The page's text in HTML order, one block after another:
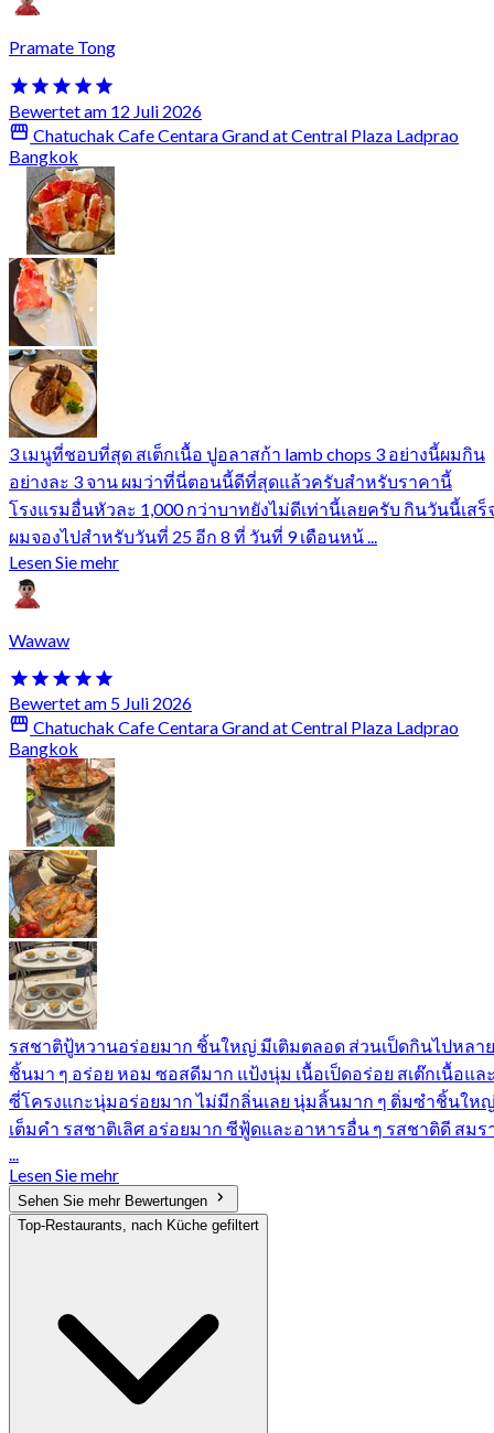
Pramate Tong
Bewertet am 12 Juli 2026
Chatuchak Cafe Centara Grand at Central Plaza Ladprao
Bangkok
3 เมนูที่ชอบที่สุด สเต็กเนื้อ ปูอลาสก้า lamb chops 3 อย่างนี้ผมกิน
อย่างละ 3 จาน ผมว่าที่นี่ตอนนี้ดีที่สุดแล้วครับสำหรับราคานี้
โรงแรมอื่นหัวละ 1,000 กว่าบาทยังไม่ดีเท่านี้เลยครับ กินวันนี้เสร็
ผมจองไปสำหรับวันที่ 25 อีก 8 ที่ วันที่ 9 เดือนหน้ ...
Lesen Sie mehr
Wawaw
Bewertet am 5 Juli 2026
Chatuchak Cafe Centara Grand at Central Plaza Ladprao
Bangkok
รสชาติปู้หวานอร่อยมาก ชิ้นใหญ่ มีเติมตลอด ส่วนเป็ดกินไปหลาย
ชิ้นมา ๆ อร่อย หอม ซอสดีมาก แป้งนุ่ม เนื้อเป็ดอร่อย สเต๊กเนื้อแล
ซี่โครงแกะนุ่มอร่อยมาก ไม่มีกลิ่นเลย นุ่มลิ้นมาก ๆ ติ่มซำชิ้นให
เต็มคำ รสชาติเลิศ อร่อยมาก ซีฟู้ดและอาหารอื่น ๆ รสชาติดี สมร
...
Lesen Sie mehr
Sehen Sie mehr Bewertungen
Top-Restaurants, nach Küche gefiltert